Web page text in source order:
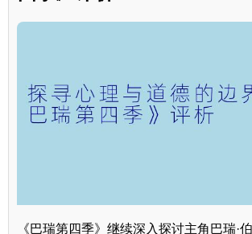
《巴瑞第四季》继续深入探讨主角巴瑞·